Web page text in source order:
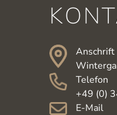
Anschrift
Telefon
+49 (0)
E-Mail